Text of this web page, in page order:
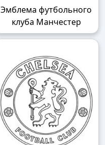
Эмблема футбольного
клуба Манчестер